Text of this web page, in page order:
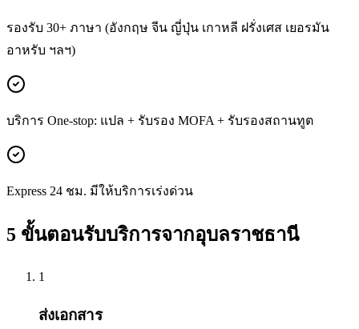
รองรับ 30+ ภาษา (อังกฤษ จีน ญี่ปุ่น เกาหลี ฝรั่งเศส เยอรมัน
อาหรับ ฯลฯ)
บริการ One-stop: แปล + รับรอง MOFA + รับรองสถานทูต
Express 24 ชม. มีให้บริการเร่งด่วน
5 ขั้นตอนรับบริการจากอุบลราชธานี
1
ส่งเอกสาร